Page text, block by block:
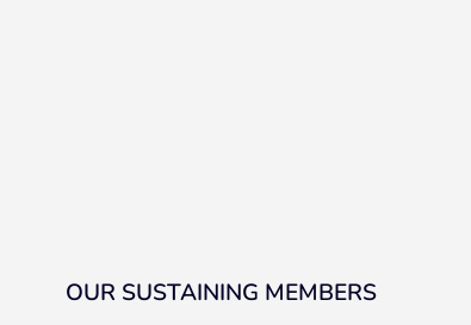
OUR SUSTAINING MEMBERS